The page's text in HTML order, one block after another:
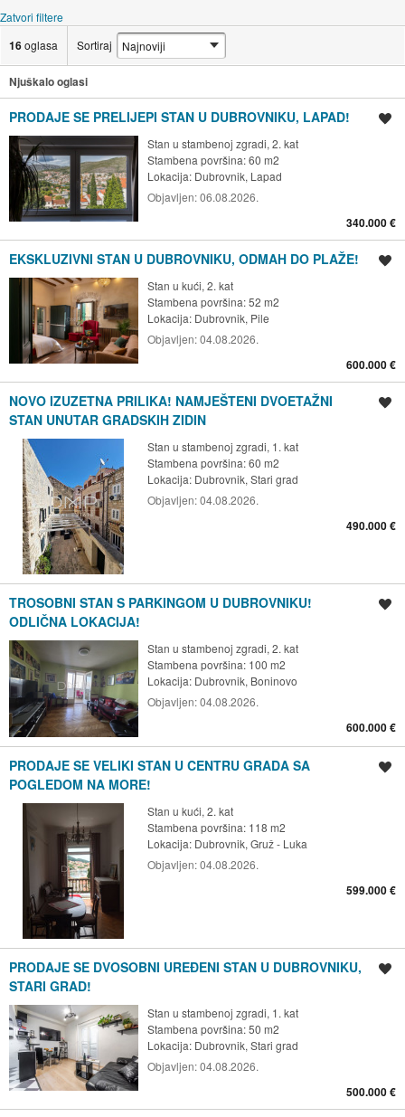
Zatvori filtere
16oglasa Sortiraj
Njuškalo oglasi
PRODAJE SE PRELIJEPI STAN U DUBROVNIKU, LAPAD!
Stan u stambenoj zgradi, 2. kat
Stambena površina: 60 m2
Lokacija: Dubrovnik, Lapad
Objavljen:06.08.2026.
340.000 €
EKSKLUZIVNI STAN U DUBROVNIKU, ODMAH DO PLAŽE!
Stan u kući, 2. kat
Stambena površina: 52 m2
Lokacija: Dubrovnik, Pile
Objavljen:04.08.2026.
600.000 €
NOVO IZUZETNA PRILIKA! NAMJEŠTENI DVOETAŽNI
STAN UNUTAR GRADSKIH ZIDIN
Stan u stambenoj zgradi, 1. kat
Stambena površina: 60 m2
Lokacija: Dubrovnik, Stari grad
Objavljen:04.08.2026.
490.000 €
TROSOBNI STAN S PARKINGOM U DUBROVNIKU!
ODLIČNA LOKACIJA!
Stan u stambenoj zgradi, 2. kat
Stambena površina: 100 m2
Lokacija: Dubrovnik, Boninovo
Objavljen:04.08.2026.
600.000 €
PRODAJE SE VELIKI STAN U CENTRU GRADA SA
POGLEDOM NA MORE!
Stan u kući, 2. kat
Stambena površina: 118 m2
Lokacija: Dubrovnik, Gruž - Luka
Objavljen:04.08.2026.
599.000 €
PRODAJE SE DVOSOBNI UREĐENI STAN U DUBROVNIKU,
STARI GRAD!
Stan u stambenoj zgradi, 1. kat
Stambena površina: 50 m2
Lokacija: Dubrovnik, Stari grad
Objavljen:04.08.2026.
500.000 €